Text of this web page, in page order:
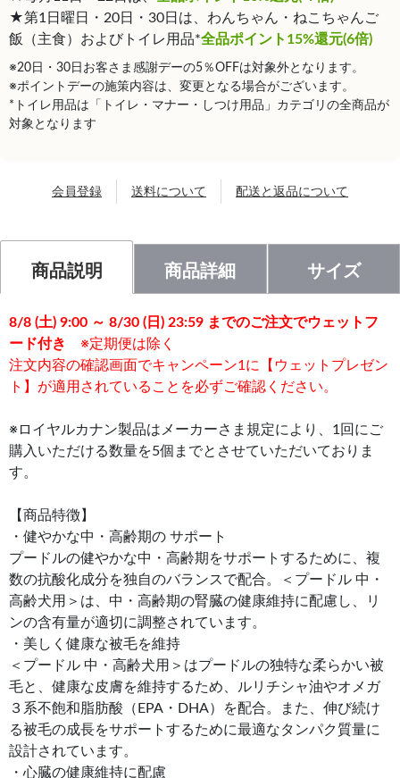
★第1日曜日・20日・30日は、わんちゃん・ねこちゃんご
飯（主食）およびトイレ用品*全品ポイント15%還元(6倍)
※20日・30日お客さま感謝デーの5％OFFは対象外となります。
※ポイントデーの施策内容は、変更となる場合がございます。
*トイレ用品は「トイレ・マナー・しつけ用品」カテゴリの全商品が
対象となります
会員登録 送料について 配送と返品について
商品説明 商品詳細 サイズ
8/8 (土) 9:00 ～ 8/30 (日) 23:59 までのご注文でウェットフ
ード付き
※定期便は除く
注文内容の確認画面でキャンペーン1に【ウェットプレゼン
ト】が適用されていることを必ずご確認ください。
※ロイヤルカナン製品はメーカーさま規定により、1回にご
購入いただける数量を5個までとさせていただいておりま
す。
【商品特徴】
・健やかな中・高齢期の サポート
プードルの健やかな中・高齢期をサポートするために、複
数の抗酸化成分を独自のバランスで配合。＜プードル 中・
高齢犬用＞は、中・高齢期の腎臓の健康維持に配慮し、リ
ンの含有量が適切に調整されています。
・美しく健康な被毛を維持
＜プードル 中・高齢犬用＞はプードルの独特な柔らかい被
毛と、健康な皮膚を維持するため、ルリチシャ油やオメガ
３系不飽和脂肪酸（EPA・DHA）を配合。また、伸び続け
る被毛の成長をサポートするために最適なタンパク質量に
設計されています。
・心臓の健康維持に配慮